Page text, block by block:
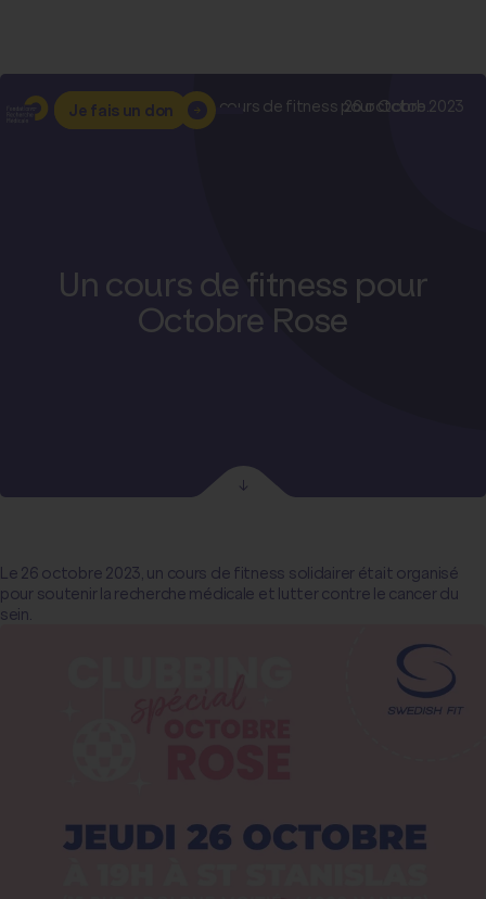
Je fais un don
Accueil –Nos actualités –Un cours de fitness pour Octob...
Un cours de fitness pour
Octobre Rose
26 octobre 2023
Le 26 octobre 2023, un cours de fitness solidairer était organisé
pour soutenir la recherche médicale et lutter contre le cancer du
sein.